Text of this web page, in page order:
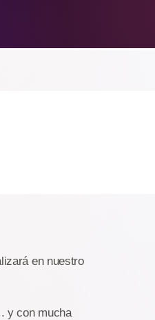
en nuestro
y con mucha